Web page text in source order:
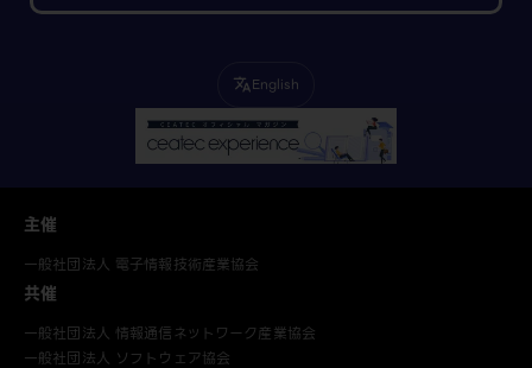
translateEnglish
主催
一般社団法人 電子情報技術産業協会
共催
一般社団法人 情報通信ネットワーク産業協会
一般社団法人 ソフトウェア協会